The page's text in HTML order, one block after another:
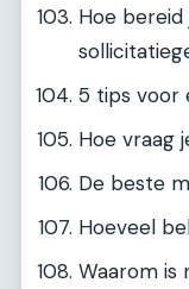
Hoe
5 tips voor
Hoe vraag
De beste
Hoeveel
Waarom is